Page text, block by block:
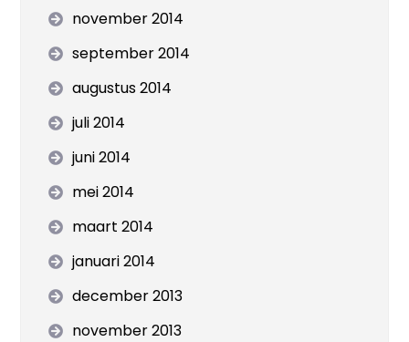
november 2014
september 2014
augustus 2014
juli 2014
juni 2014
mei 2014
maart 2014
januari 2014
december 2013
november 2013